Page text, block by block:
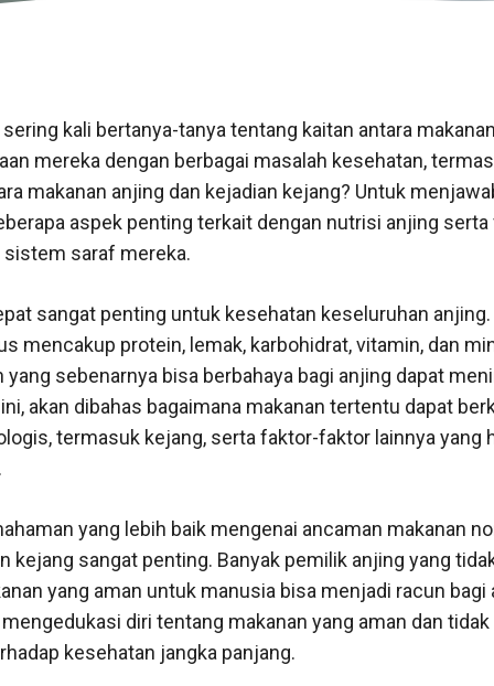
kali bertanya-tanya tentang kaitan antara
mereka dengan berbagai masalah kesehatan,
makanan anjing dan kejadian kejang? Untuk
aspek penting terkait dengan nutrisi anjing
saraf mereka.
sangat penting untuk kesehatan keseluruhan anjing.
mencakup protein, lemak, karbohidrat, vitamin, dan
yang sebenarnya bisa berbahaya bagi anjing dapat
akan dibahas bagaimana makanan tertentu dapat
termasuk kejang, serta faktor-faktor lainnya yang
yang lebih baik mengenai ancaman makanan
kejang sangat penting. Banyak pemilik anjing yang
yang aman untuk manusia bisa menjadi racun bagi
diri tentang makanan yang aman dan
kesehatan jangka panjang.